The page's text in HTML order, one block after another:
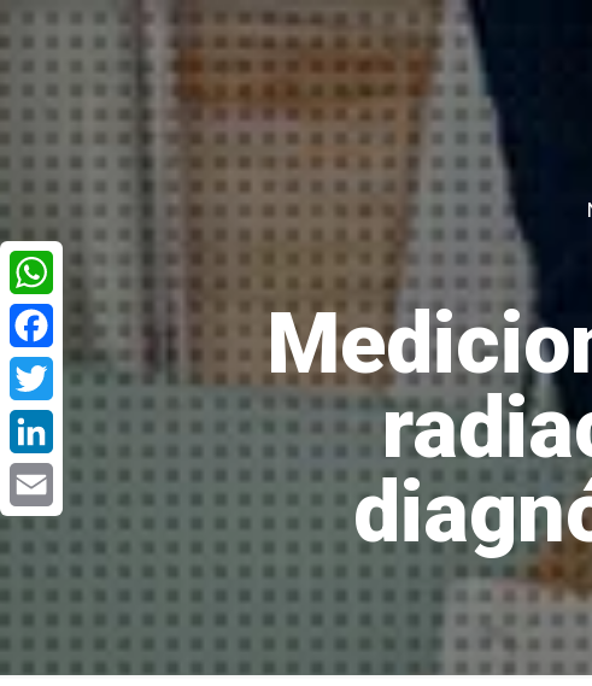
WhatsApp
Facebook
Twitter
LinkedIn
Email